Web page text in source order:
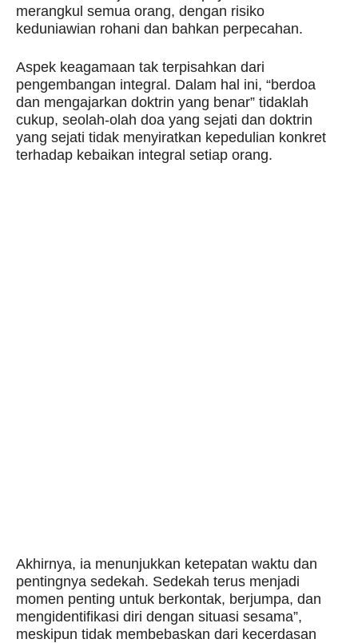
merangkul semua orang, dengan risiko
keduniawian rohani dan bahkan perpecahan.
Aspek keagamaan tak terpisahkan dari
pengembangan integral. Dalam hal ini, “berdoa
dan mengajarkan doktrin yang benar” tidaklah
cukup, seolah-olah doa yang sejati dan doktrin
yang sejati tidak menyiratkan kepedulian konkret
terhadap kebaikan integral setiap orang.
Akhirnya, ia menunjukkan ketepatan waktu dan
pentingnya sedekah. Sedekah terus menjadi
momen penting untuk berkontak, berjumpa, dan
mengidentifikasi diri dengan situasi sesama”,
meskipun tidak membebaskan dari kecerdasan